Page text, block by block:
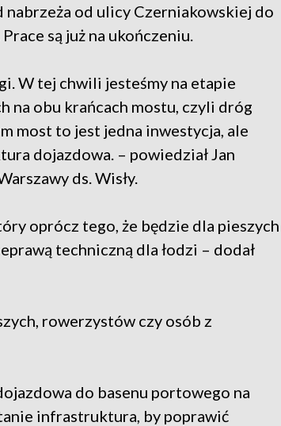
od ulicy Czerniakowskiej do
są już na ukończeniu.
W tej chwili jesteśmy na etapie
na obu krańcach mostu, czyli dróg
most to jest jedna inwestycja, ale
dojazdowa. – powiedział Jan
ds. Wisły.
oprócz tego, że będzie dla pieszych
techniczną dla łodzi – dodał
rowerzystów czy osób z
do basenu portowego na
infrastruktura, by poprawić